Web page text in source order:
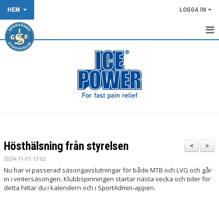
HEM LOGGA IN
START
TÄVLING/LOPP
DOKUMENT
>
<
Hösthälsning från styrelsen
2024-11-01 13:02
Nu har vi passerad säsongavslutningar för både MTB och LVG och går
in i vintersäsongen. Klubbspinningen startar nästa vecka och tider för
detta hittar du i kalendern och i SportAdmin-appen.